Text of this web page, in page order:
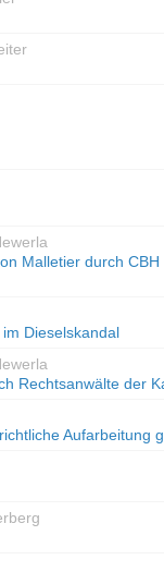
Malletier durch
Dieselskandal
Rechtsanwälte der
Aufarbeitung